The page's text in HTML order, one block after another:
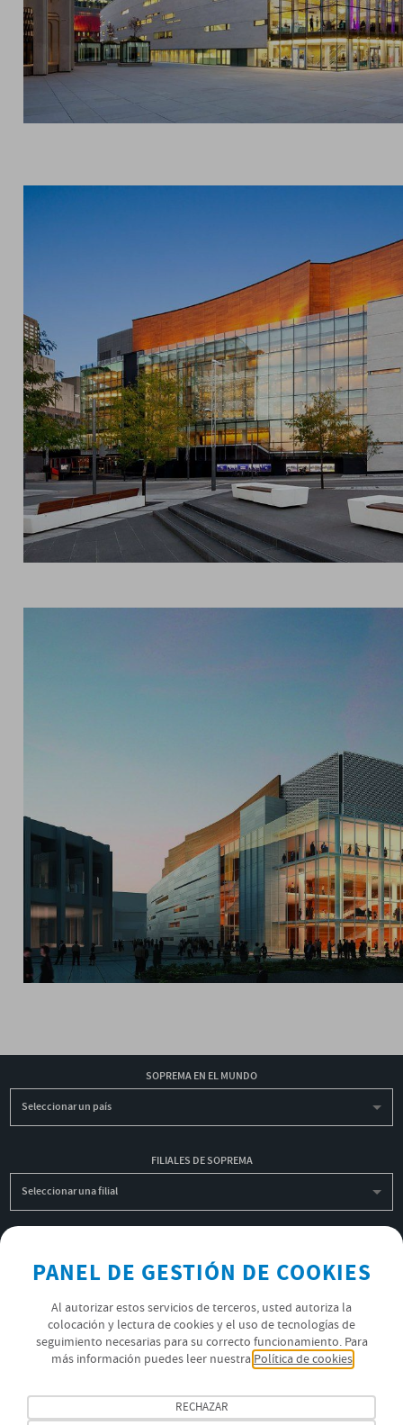
SOPREMA EN EL MUNDO
Seleccionar un país
FILIALES DE SOPREMA
Seleccionar una filial
OK
POLÍTICA DE PRIVACIDAD
ÚNETE AL EQUIPO SOPREMA
PANEL DE GESTIÓN DE COOKIES
Al autorizar estos servicios de terceros, usted autoriza la
colocación y lectura de cookies y el uso de tecnologías de
seguimiento necesarias para su correcto funcionamiento. Para
más información puedes leer nuestra Política de cookies
RECHAZAR